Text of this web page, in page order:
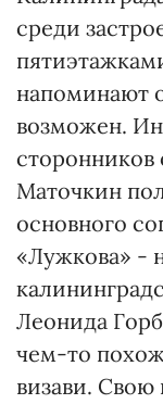
среди
напоминают
возможен.
сторонников
Маточкин
основного
«Лужкова» -
Леонида
чем-то похож
визави.